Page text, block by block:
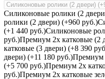
Силиконовые ролики (2
ролики (2 двери) (+960 руб.)
(+1 440 руб.)Силиконовые
руб.)Премиум 2х катковые (2
катковые (3 двери) (+8 390
двери) (+11 180 руб.)Премиум
(+5 700 руб.)Премиум 2х
руб.)Премиум 2х катковые